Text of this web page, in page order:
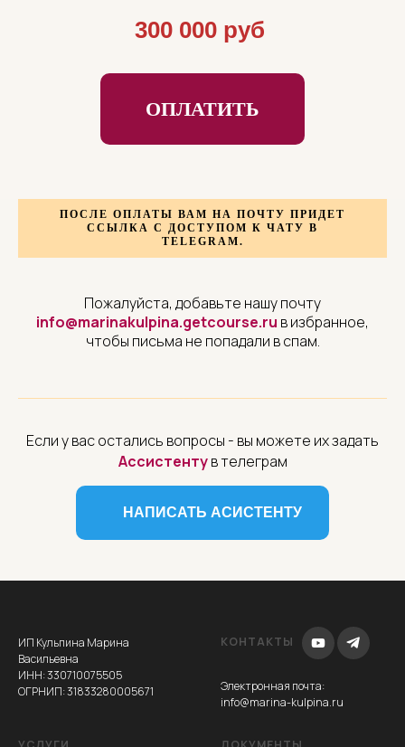
300 000 руб
ОПЛАТИТЬ
ПОСЛЕ ОПЛАТЫ ВАМ НА ПОЧТУ ПРИДЕТ
ССЫЛКА С ДОСТУПОМ К ЧАТУ В
TELEGRAM.
Пожалуйста, добавьте нашу почту
info@marinakulpina.getcourse.ru в избранное,
чтобы письма не попадали в спам.
Если у вас остались вопросы - вы можете их задать
Ассистентув телеграм
НАПИСАТЬ АСИСТЕНТУ
ИП Кульпина Марина
Васильевна
ИНН: 330710075505
ОГРНИП: 31833280005671
КОНТАКТЫ
Электронная почта:
info@marina-kulpina.ru